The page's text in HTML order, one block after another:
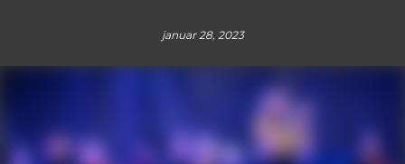
januar 28, 2023